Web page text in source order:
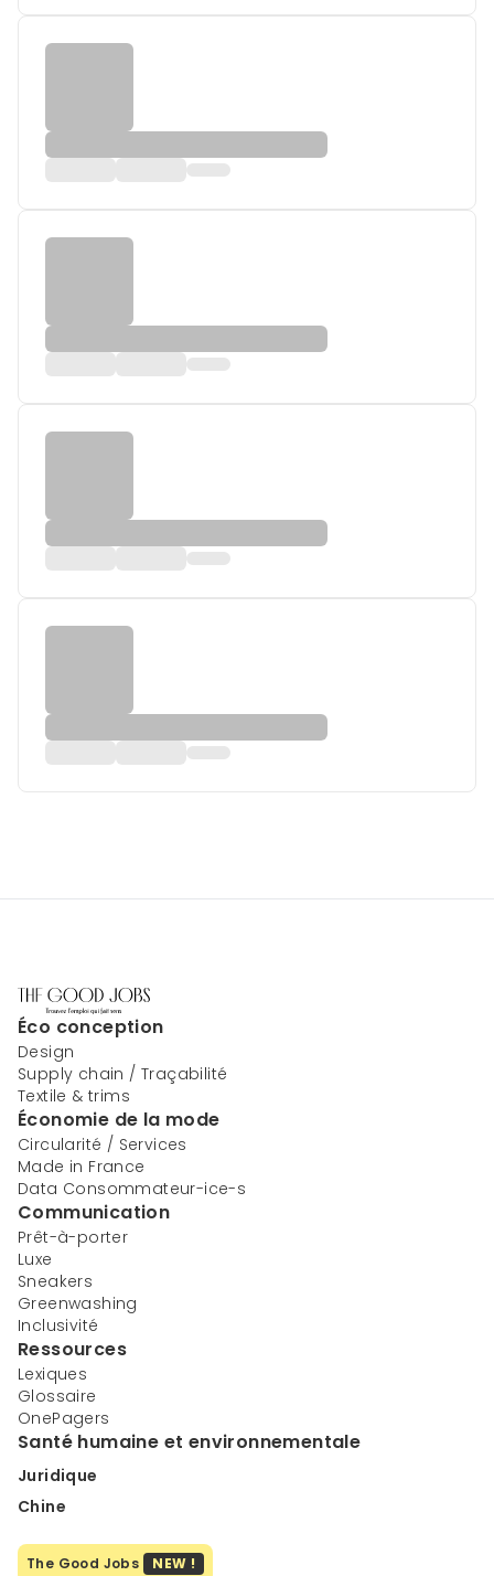
Éco conception
Design
Supply chain / Traçabilité
Textile & trims
Économie de la mode
Circularité / Services
Made in France
Data Consommateur-ice-s
Communication
Prêt-à-porter
Luxe
Sneakers
Greenwashing
Inclusivité
Ressources
Lexiques
Glossaire
OnePagers
Santé humaine et environnementale
Juridique
Chine
The Good Jobs NEW !